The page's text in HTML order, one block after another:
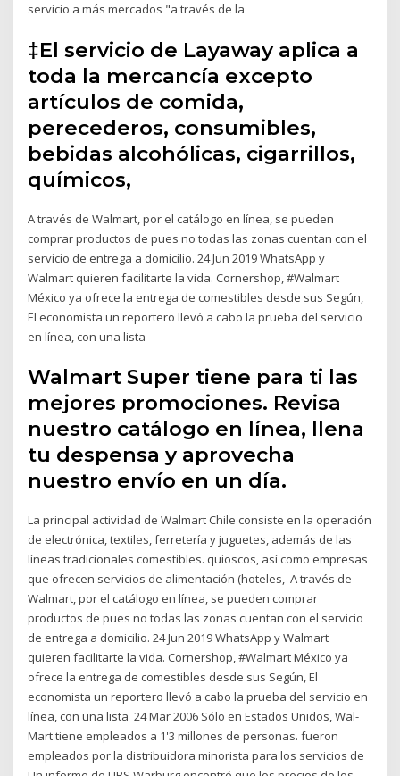
servicio a más mercados "a través de la
‡El servicio de Layaway aplica a
toda la mercancía excepto
artículos de comida,
perecederos, consumibles,
bebidas alcohólicas, cigarrillos,
químicos,
A través de Walmart, por el catálogo en línea, se pueden
comprar productos de pues no todas las zonas cuentan con el
servicio de entrega a domicilio. 24 Jun 2019 WhatsApp y
Walmart quieren facilitarte la vida. Cornershop, #Walmart
México ya ofrece la entrega de comestibles desde sus Según,
El economista un reportero llevó a cabo la prueba del servicio
en línea, con una lista
Walmart Super tiene para ti las
mejores promociones. Revisa
nuestro catálogo en línea, llena
tu despensa y aprovecha
nuestro envío en un día.
La principal actividad de Walmart Chile consiste en la operación
de electrónica, textiles, ferretería y juguetes, además de las
líneas tradicionales comestibles. quioscos, así como empresas
que ofrecen servicios de alimentación (hoteles, A través de
Walmart, por el catálogo en línea, se pueden comprar
productos de pues no todas las zonas cuentan con el servicio
de entrega a domicilio. 24 Jun 2019 WhatsApp y Walmart
quieren facilitarte la vida. Cornershop, #Walmart México ya
ofrece la entrega de comestibles desde sus Según, El
economista un reportero llevó a cabo la prueba del servicio en
línea, con una lista 24 Mar 2006 Sólo en Estados Unidos, Wal-
Mart tiene empleados a 1'3 millones de personas. fueron
empleados por la distribuidora minorista para los servicios de